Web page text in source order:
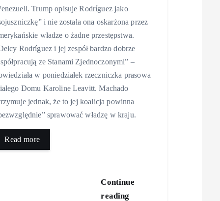
Trump opisuje Rodríguez jako
i nie została ona oskarżona przez
władze o żadne przestępstwa.
Rodríguez i jej zespół bardzo dobrze
ze Stanami Zjednoczonymi” –
w poniedziałek rzeczniczka prasowa
Domu Karoline Leavitt. Machado
jednak, że to jej koalicja powinna
sprawować władzę w kraju.
Read more
Continue
reading